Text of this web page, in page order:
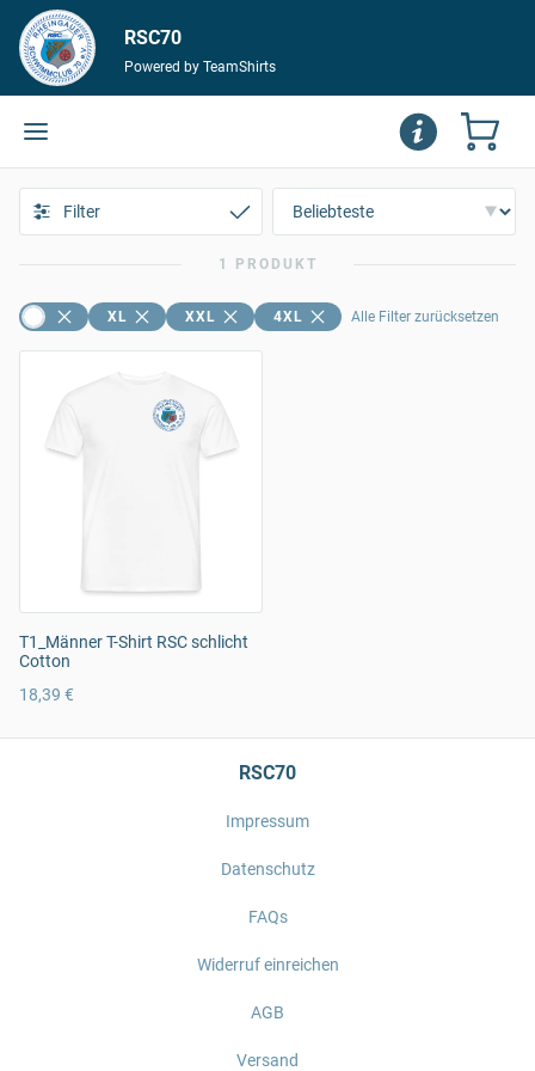
RSC70
Powered by TeamShirts
Filter
1 PRODUKT
XL XXL 4XL Alle Filter zurücksetzen
T1_Männer T-Shirt RSC schlicht
Cotton
18,39 €
RSC70
Impressum
Datenschutz
FAQs
Widerruf einreichen
AGB
Versand